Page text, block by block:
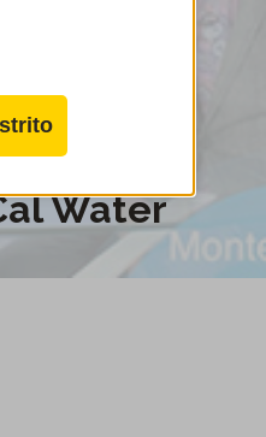
en Cal Water
e
Water